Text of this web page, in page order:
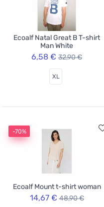
Ecoalf Natal Great B T-shirt
Man White
6,58 € 32,90 €
XL
-70%
Ecoalf Mount t-shirt woman
14,67 € 48,90 €